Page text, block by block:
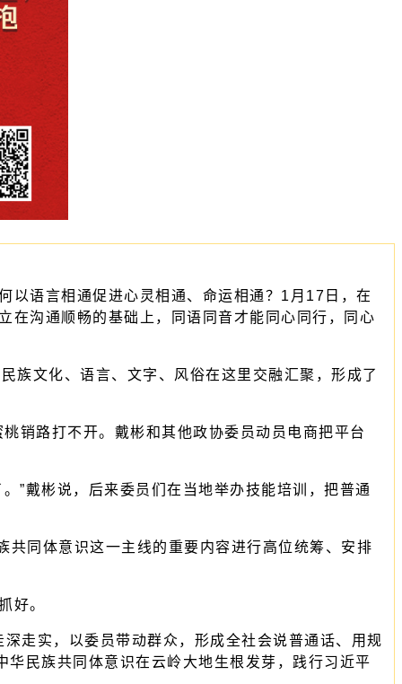
语言相通促进心灵相通、命运相通？1月17日，在
在沟通顺畅的基础上，同语同音才能同心同行，同心
文化、语言、文字、风俗在这里交融汇聚，形成了
路打不开。戴彬和其他政协委员动员电商把平台
戴彬说，后来委员们在当地举办技能培训，把普通
共同体意识这一主线的重要内容进行高位统筹、安排
好。
走实，以委员带动群众，形成全社会说普通话、用规
民族共同体意识在云岭大地生根发芽，践行习近平